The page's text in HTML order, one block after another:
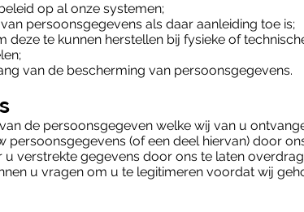
op al onze systemen;
persoonsgegevens als daar aanleiding toe is;
te kunnen herstellen bij fysieke of
van de bescherming van persoonsgegevens.
de persoonsgegeven welke wij van u
(of een deel hiervan) door
verstrekte gegevens door ons te laten
u vragen om u te legitimeren voordat wij